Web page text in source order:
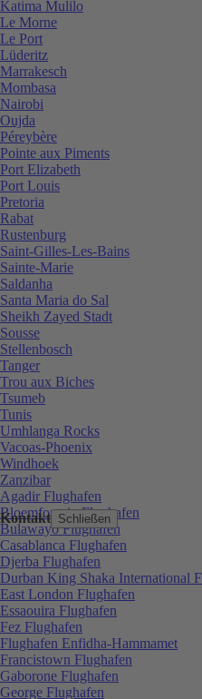
Kontakt Schließen
Katima Mulilo
Le Morne
Le Port
Lüderitz
Marrakesch
Mombasa
Nairobi
Oujda
Péreybère
Pointe aux Piments
Port Elizabeth
Port Louis
Pretoria
Rabat
Rustenburg
Saint-Gilles-Les-Bains
Sainte-Marie
Saldanha
Santa Maria do Sal
Sheikh Zayed Stadt
Sousse
Stellenbosch
Tanger
Trou aux Biches
Tsumeb
Tunis
Umhlanga Rocks
Vacoas-Phoenix
Windhoek
Zanzibar
Agadir Flughafen
Bloemfontein Flughafen
Bulawayo Flughafen
Casablanca Flughafen
Djerba Flughafen
Durban King Shaka International
East London Flughafen
Essaouira Flughafen
Fez Flughafen
Flughafen Enfidha-Hammamet
Francistown Flughafen
Gaborone Flughafen
George Flughafen